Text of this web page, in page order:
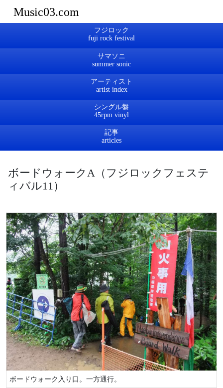
Music03.com
フジロック
サマソニ
アーティスト
シングル盤
記事
ボードウォークA（フジロックフェステ
ィバル11）
ボードウォーク入り口。一方通行。